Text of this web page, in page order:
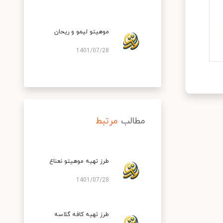
موهیتو لیمو و ریحان
1401/07/28
مطالب مرتبط
طرز تهیه موهیتو نعناع
1401/07/28
طرز تهیه کافه گلاسه